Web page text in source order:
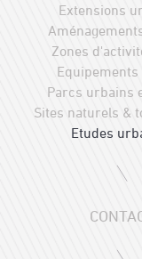
Extensions
Zones
Parcs urbains
Sites naturels &
Etudes